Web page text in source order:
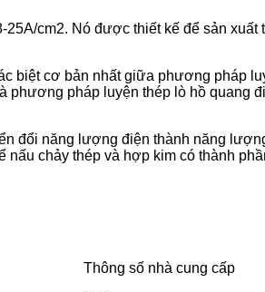
cm2. Nó được thiết kế để sản xuất
biệt cơ bản nhất giữa phương pháp
phương pháp luyện thép lò hồ quang
đổi năng lượng điện thành năng
chảy thép và hợp kim có thành
Thông số nhà cung cấp